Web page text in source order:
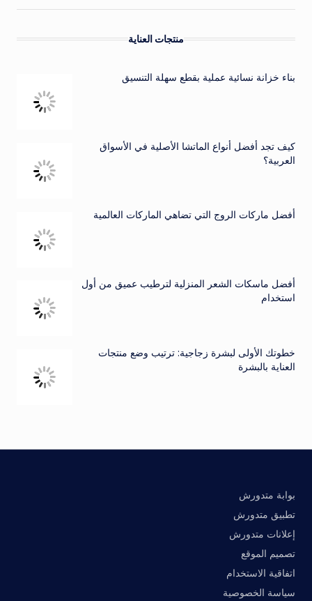
منتجات العناية
بناء خزانة نسائية عملية بقطع سهلة التنسيق
كيف تجد أفضل أنواع الماتشا الأصلية في الأسواق
العربية؟
أفضل ماركات الروج التي تضاهي الماركات العالمية
أفضل ماسكات الشعر المنزلية لترطيب عميق من أول
استخدام
خطوتك الأولى لبشرة زجاجية: ترتيب وضع منتجات
العناية بالبشرة
بوابة متدورش
تطبيق متدورش
إعلانات متدورش
تصميم الموقع
اتفاقية الاستخدام
سياسة الخصوصية